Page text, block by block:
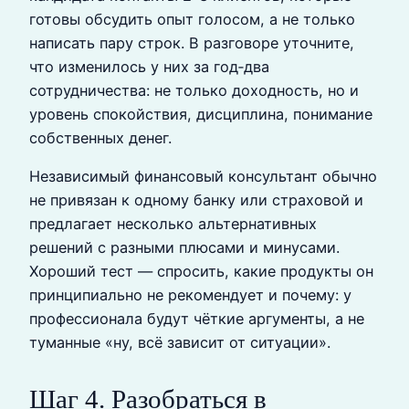
готовы обсудить опыт голосом, а не только
написать пару строк. В разговоре уточните,
что изменилось у них за год‑два
сотрудничества: не только доходность, но и
уровень спокойствия, дисциплина, понимание
собственных денег.
Независимый финансовый консультант обычно
не привязан к одному банку или страховой и
предлагает несколько альтернативных
решений с разными плюсами и минусами.
Хороший тест — спросить, какие продукты он
принципиально не рекомендует и почему: у
профессионала будут чёткие аргументы, а не
туманные «ну, всё зависит от ситуации».
Шаг 4. Разобраться в